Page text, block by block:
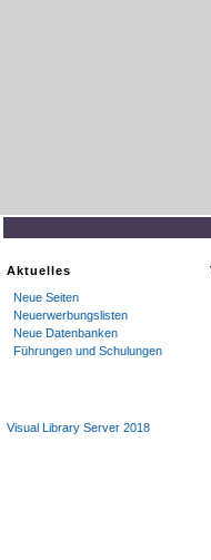
Aktuelles
Neue Seiten
Neuerwerbungslisten
Neue Datenbanken
Führungen und Schulungen
Visual Library Server 2018